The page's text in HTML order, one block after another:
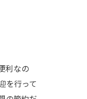
利なの
を行って